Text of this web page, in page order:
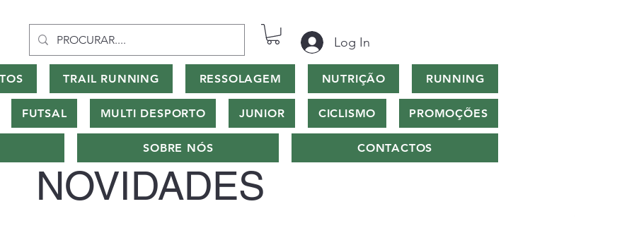
Log In
TRAIL RUNNING RESSOLAGEM NUTRIÇÃO RUNNING
FUTSAL MULTI DESPORTO JUNIOR CICLISMO PROMOÇÕES
SOBRE NÓS CONTACTOS
NOVIDADES